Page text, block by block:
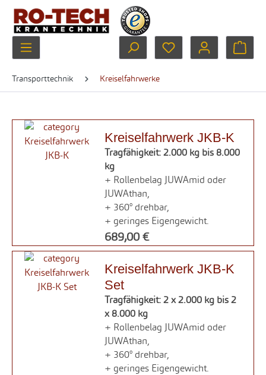
Zum Hauptinhalt springen
Du hast 0 Produkte
Transporttechnik Kreiselfahrwerke
Kreiselfahrwerk JKB-K
Tragfähigkeit: 2.000 kg bis 8.000
kg
+ Rollenbelag JUWAmid oder
JUWAthan,
+ 360° drehbar,
+ geringes Eigengewicht.
689,00 €
Kreiselfahrwerk JKB-K
Set
Tragfähigkeit: 2 x 2.000 kg bis 2
x 8.000 kg
+ Rollenbelag JUWAmid oder
JUWAthan,
+ 360° drehbar,
+ geringes Eigengewicht.